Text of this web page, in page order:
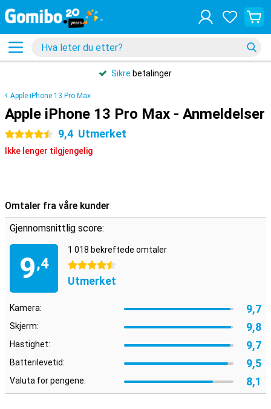
Sikre betalinger
Apple iPhone 13 Pro Max
Apple iPhone 13 Pro Max - Anmeldelser
4.5 stjerner 9,4 Utmerket
Ikke lenger tilgjengelig
Omtaler fra våre kunder
Gjennomsnittlig score:
9,4
1 018 bekreftede omtaler
4.5 stjerner
Utmerket
Kamera: 9,7
Skjerm: 9,8
Hastighet: 9,7
Batterilevetid: 9,5
Valuta for pengene: 8,1